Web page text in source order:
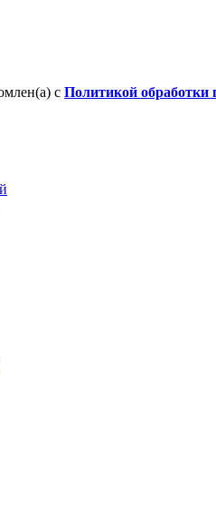
с Политикой обработки